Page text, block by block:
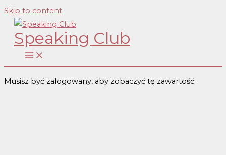
Skip to content
Speaking Club
Musisz być zalogowany, aby zobaczyć tę zawartość.